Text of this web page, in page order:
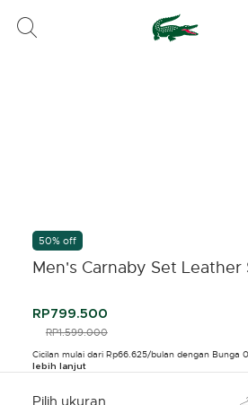
50% off
Men's Carnaby Set Leather
RP799.500
PRICE REDUCED FROM
RP1.599.000TO
Cicilan mulai dari Rp66.625/bulan dengan Bunga
lebih lanjut
Pilih ukuran